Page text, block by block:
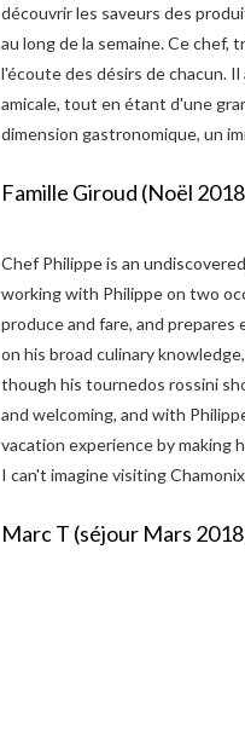
découvrir les saveurs des
au long de la semaine. Ce
l'écoute des désirs de chacun.
amicale, tout en étant d'une
dimension gastronomique, un
Famille Giroud (Noël
Chef Philippe is an
working with Philippe on two
produce and fare, and
on his broad culinary
though his tournedos rossini
and welcoming, and with
vacation experience by making
I can't imagine visiting
Marc T (séjour Mars